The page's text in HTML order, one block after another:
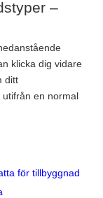
–
klicka dig vidare
ditt
en normal
för tillbyggnad